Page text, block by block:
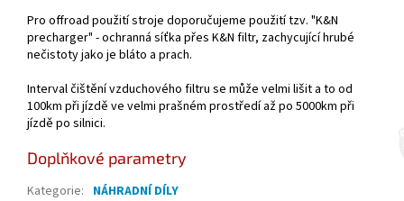
Pro offroad použití stroje doporučujeme použití tzv. "K&N
precharger" - ochranná síťka přes K&N filtr, zachycující hrubé
nečistoty jako je bláto a prach.
Interval čištění vzduchového filtru se může velmi lišit a to od
100km při jízdě ve velmi prašném prostředí až po 5000km při
jízdě po silnici.
Doplňkové parametry
Kategorie: NÁHRADNÍ DÍLY